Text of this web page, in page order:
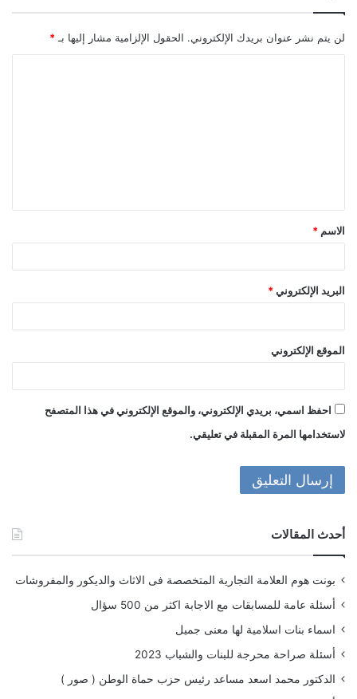
لن يتم نشر عنوان بريدك الإلكتروني. الحقول الإلزامية مشار إليها بـ *
ق
*
الاسم *
البريد الإلكتروني *
الموقع الإلكتروني
احفظ اسمي، بريدي الإلكتروني، والموقع الإلكتروني في هذا المتصفح
لاستخدامها المرة المقبلة في تعليقي.
أحدث المقالات
بونت هوم العلامة التجارية المتخصصة فى الاثاث والديكور والمفروشات
أسئلة عامة للمسابقات مع الاجابة اكثر من 500 سؤال
اسماء بنات اسلامية لها معنى جميل
أسئلة صراحة محرجة للبنات والشباب 2023
الدكتور محمد اسعد مساعد رئيس حزب حماة الوطن ( صور )